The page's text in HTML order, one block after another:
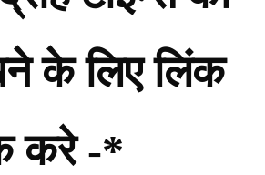
के लिए लिंक
करे -*